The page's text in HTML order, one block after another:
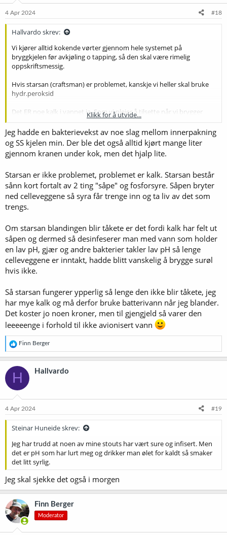
4 Apr 2024 #18
Hallvardo skrev:
Vi kjører alltid kokende vørter gjennom hele systemet på
bryggkjelen før avkjøling o tapping, så den skal være rimelig
oppskriftsmessig.
Hvis starsan (craftsman) er problemet, kanskje vi heller skal bruke
hydr.peroksid
Det ER noe kalk i vannet ja. Som vi pleier å tilsette når vi brygger
Klikk for å utvide...
Jeg hadde en bakterievekst av noe slag mellom innerpakning
og SS kjelen min. Der ble det også alltid kjørt mange liter
gjennom kranen under kok, men det hjalp lite.
Starsan er ikke problemet, problemet er kalk. Starsan består
sånn kort fortalt av 2 ting "såpe" og fosforsyre. Såpen bryter
ned celleveggene så syra får trenge inn og ta liv av det som
trengs.
Om starsan blandingen blir tåkete er det fordi kalk har felt ut
såpen og dermed så desinfeserer man med vann som holder
en lav pH, gjær og andre bakterier takler lav pH så lenge
celleveggene er inntakt, hadde blitt vanskelig å brygge surøl
hvis ikke.
Så starsan fungerer ypperlig så lenge den ikke blir tåkete, jeg
har mye kalk og må derfor bruke batterivann når jeg blander.
Det koster jo noen kroner, men til gjengjeld så varer den
leeeeenge i forhold til ikke avionisert vann
R
e
a
k
o
e
Finn Berger
H Hallvardo
4 Apr 2024 #19
Steinar Huneide skrev:
Jeg har trudd at noen av mine stouts har vært sure og infisert. Men
det er pH som har lurt meg og drikker man ølet for kaldt så smaker
det litt syrlig.
Jeg skal sjekke det også i morgen
Finn Berger
Moderator